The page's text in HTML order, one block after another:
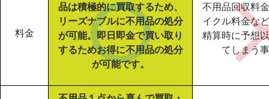
料金
品は積極的に買取するため、
リーズナブルに不用品の処分
が可能。即日即金で買い取り
するためお得に不用品の処分
が可能です。
不用品回収料
イクル料金な
精算時に予想
てしまう